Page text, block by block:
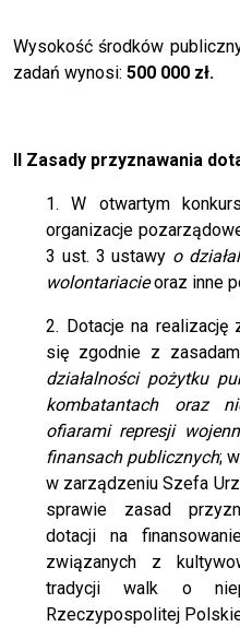
Wysokość środków
zadań wynosi: 500 000 zł.
II Zasady przyznawania
1. W otwartym
organizacje
3 ust. 3 ustawy o
wolontariacieoraz inne
2. Dotacje na realizację
się zgodnie z
działalności pożytku
kombatantach oraz
ofiarami represji
finansach publicznych;
w zarządzeniu Szefa
sprawie zasad
dotacji na
związanych z
tradycji walk o
Rzeczypospolitej